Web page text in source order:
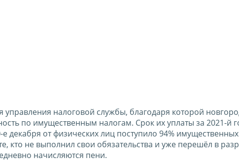
управления налоговой службы, благодаря которой
по имущественным налогам. Срок их уплаты за 2021-й
декабря от физических лиц поступило 94%
кто не выполнил свои обязательства и уже перешёл в
начисляются пени.